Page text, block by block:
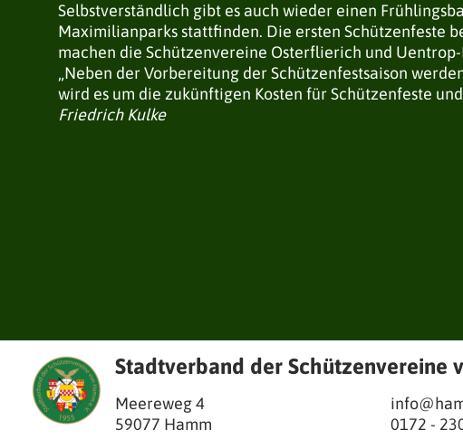
Selbstverständlich gibt es auch wieder einen
Maximilianparks stattfinden. Die ersten Schützenfeste
machen die Schützenvereine Osterflierich und
„Neben der Vorbereitung der Schützenfestsaison
wird es um die zukünftigen Kosten für Schützenfeste
Friedrich Kulke
Stadtverband der Schützenvereine
Meereweg 4
59077 Hamm
0172 -